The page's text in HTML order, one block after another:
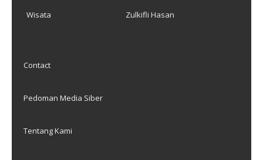
Wisata
Zulkifli Hasan
Contact
Pedoman Media Siber
Tentang Kami